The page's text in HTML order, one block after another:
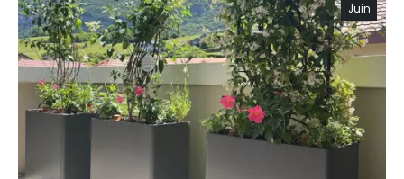
Juin